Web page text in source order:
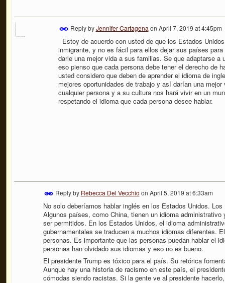
Reply byJennifer Cartagena on April 7, 2019 at 4:45pm
Estoy de acuerdo con usted de que los Estados
inmigrante, y no es fácil para ellos dejar sus países
darle una mejor vida a sus familias. Se que adaptarse
eso pienso que cada persona debe tener el derecho de
usted considero que deben de aprender el idioma de
mejores oportunidades de trabajo y así darían una
cualquier persona y a su cultura nos hará vivir en un
respetando el idioma que cada persona desee hablar.
Reply by Rebecca Del Vecchio on April 5, 2019 at 6:33am
No solo deberíamos hablar inglés en los Estados Unidos.
Algunos países, como China, tienen un idioma
ser permitidos. En los Estados Unidos, el idioma
gubernamentales se traducen a muchos idiomas diferentes.
personas. Es importante que las personas puedan hablar el
personas han olvidado sus idiomas y eso no es bueno.
El presidente Trump es tóxico para el país. Su retórica
Aunque hay una historia de racismo en este país, el
cómodas siendo racistas. Si la gente ve al presidente